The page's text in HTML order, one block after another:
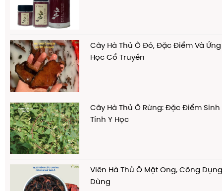
Cây Hà Thủ Ô Đỏ, Đặc Điểm Và
Học Cổ Truyền
Cây Hà Thủ Ô Rừng: Đặc Điểm
Tính Y Học
Viên Hà Thủ Ô Mật Ong, Công
Dùng